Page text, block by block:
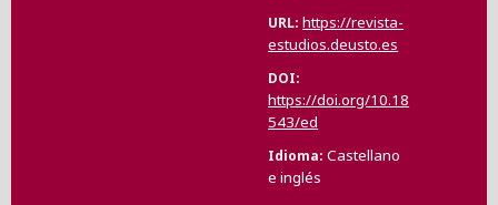
URL https://revista-
estudios.deusto.es
DOI
https://doi.org/10.18
543/ed
Idioma Castellano
e inglés